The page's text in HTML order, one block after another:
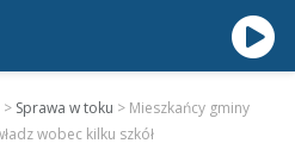
> Sprawa w toku > Mieszkańcy gminy
wobec kilku szkół